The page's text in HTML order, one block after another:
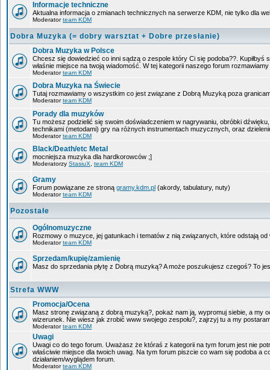
Informacje techniczne
Aktualna informacja o zmianach technicznych na serwerze KDM, nie tylko dla
Moderatorteam KDM
Dobra Muzyka (= dobry warsztat + Dobre przesłanie)
Dobra Muzyka w Polsce
Chcesz się dowiedzieć co inni sądzą o zespole który Ci się podoba??. Kupiłbyś
właśnie miejsce na twoją wiadomość. W tej kategorii naszego forum
Moderatorteam KDM
Dobra Muzyka na Świecie
Tutaj rozmawiamy o wszystkim co jest związane z Dobrą Muzyką poza
Moderatorteam KDM
Porady dla muzyków
Tu możesz podzielić się swoim doświadczeniem w nagrywaniu, obróbki
technikami (metodami) gry na różnych instrumentach muzycznych, oraz
Moderatorteam KDM
Black/Death/etc Metal
mocniejsza muzyka dla hardkorowców ;]
Moderatorzy StasiuX team KDM
Gramy
Forum powiązane ze stroną gramy.kdm.pl (akordy, tabulatury, nuty)
Moderatorteam KDM
Pozostałe
Ogólnomuzyczne
Rozmowy o muzyce, jej gatunkach i tematów z nią związanych, które odstają od
Moderatorteam KDM
Sprzedam/kupię/zamienię
Masz do sprzedania płytę z Dobrą muzyką? A może poszukujesz czegoś? To
Strefa WWW
Promocja/Ocena
Masz stronę związaną z dobrą muzyką?, pokaż nam ją, wypromuj siebie, a my
wizerunek. Nie wiesz jak zrobić www swojego zespołu?, zajrzyj tu a my
Moderatorteam KDM
Uwagi
Uwagi co do tego forum. Uważasz że któraś z kategorii na tym forum jest nie
właściwie miejsce dla twoich uwag. Na tym forum piszcie co wam się podoba a
działaniem/wyglądem forum.
Moderatorteam KDM